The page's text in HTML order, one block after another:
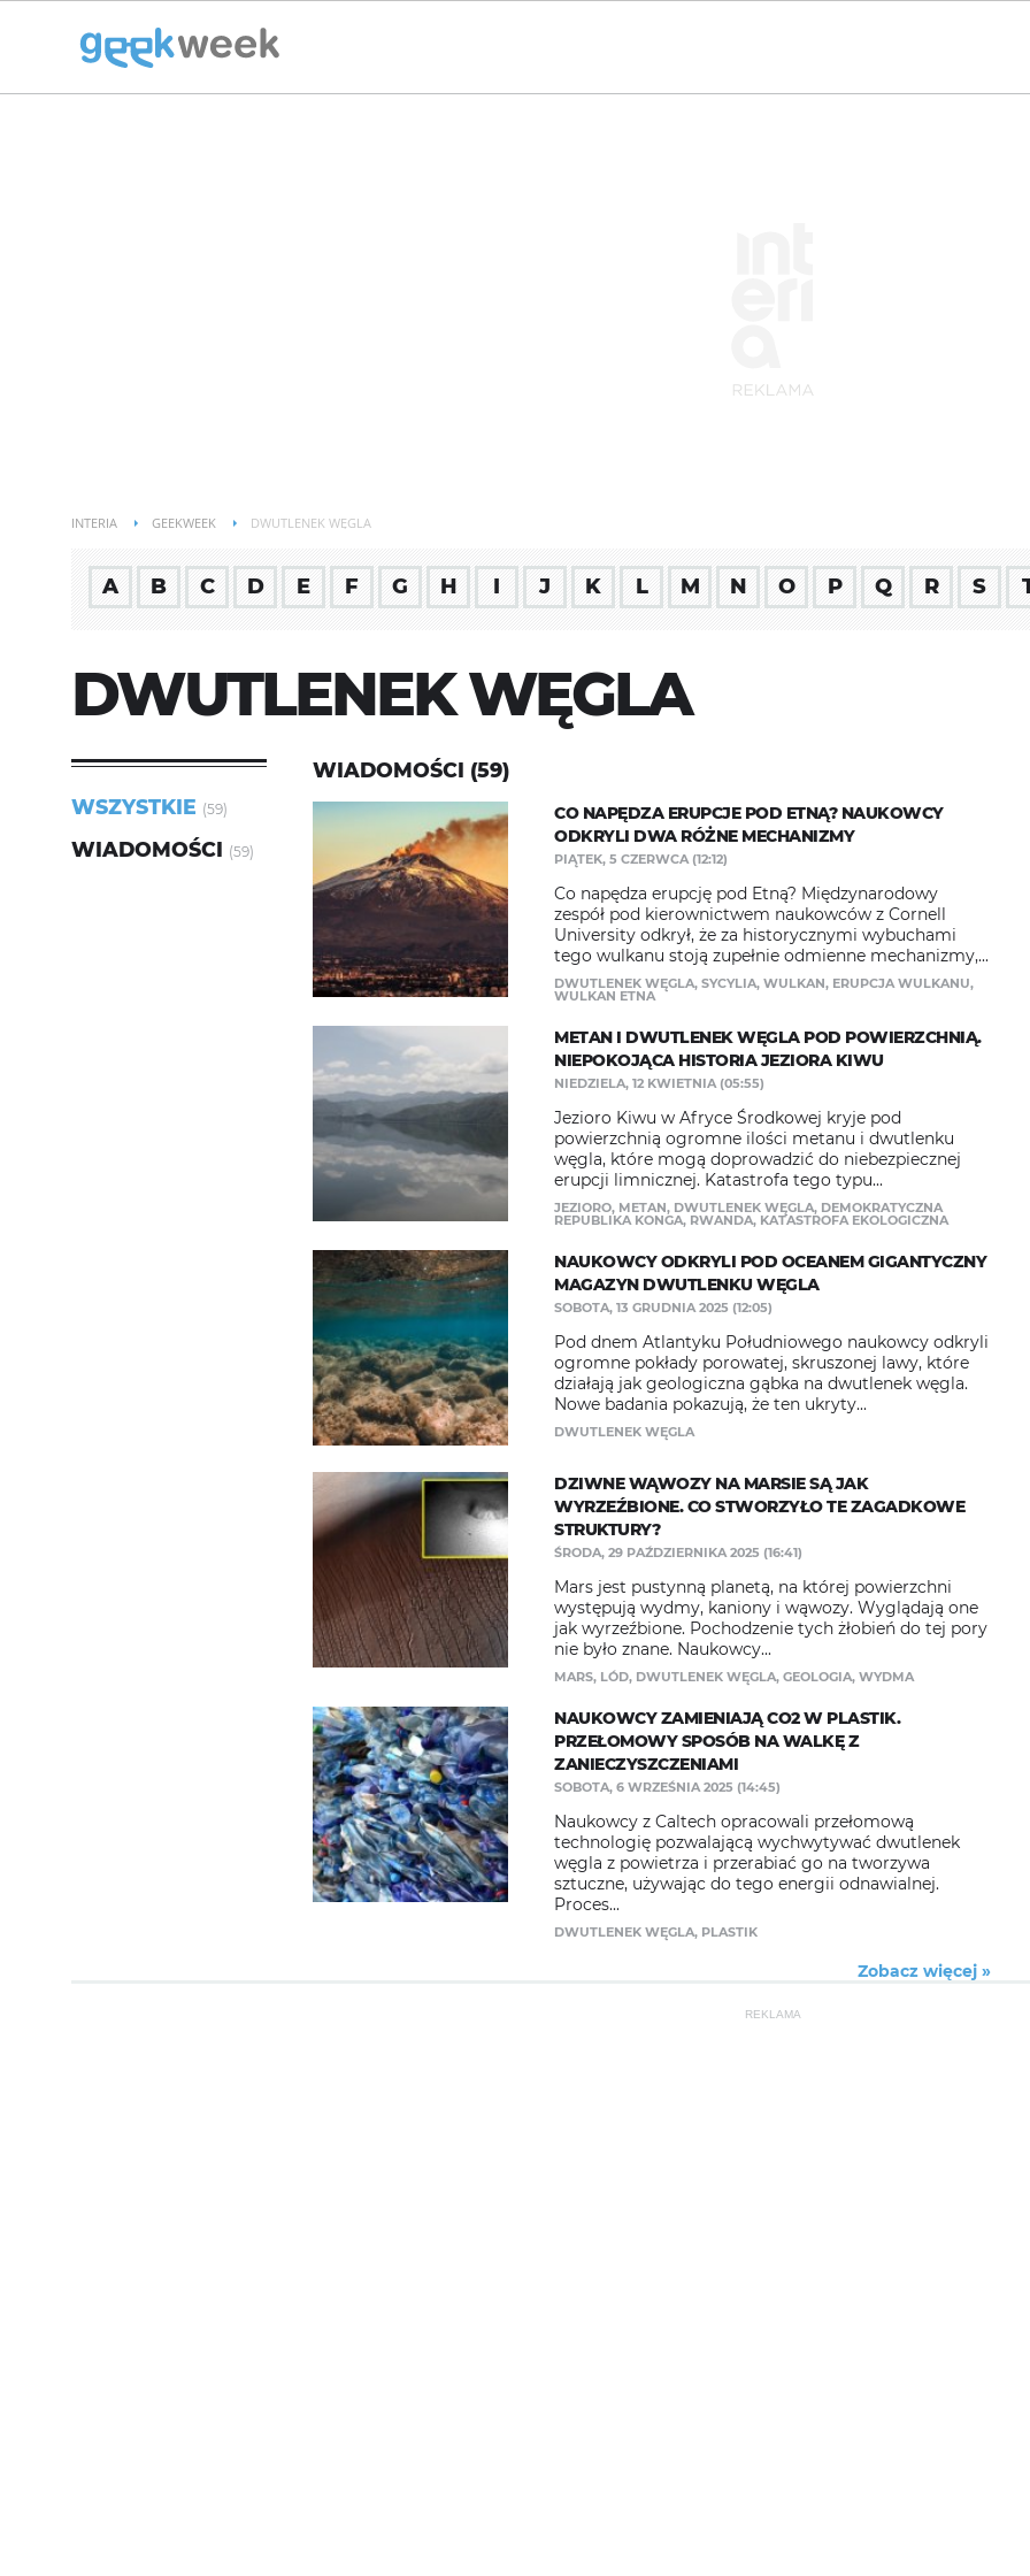
INTERIA GEEKWEEK DWUTLENEK WĘGLA
A B C D E F G H I J K L M N O P Q R S
DWUTLENEK WĘGLA
WSZYSTKIE (59)
WIADOMOŚCI (59)
WIADOMOŚCI (59)
CO NAPĘDZA ERUPCJE POD ETNĄ? NAUKOWCY
ODKRYLI DWA RÓŻNE MECHANIZMY
PIĄTEK, 5 CZERWCA (12:12)
Co napędza erupcję pod Etną? Międzynarodowy
zespół pod kierownictwem naukowców z Cornell
University odkrył, że za historycznymi wybuchami
tego wulkanu stoją zupełnie odmienne mechanizmy,...
DWUTLENEK WĘGLA, SYCYLIA, WULKAN, ERUPCJA WULKANU,
WULKAN ETNA
METAN I DWUTLENEK WĘGLA POD POWIERZCHNIĄ.
NIEPOKOJĄCA HISTORIA JEZIORA KIWU
NIEDZIELA, 12 KWIETNIA (05:55)
Jezioro Kiwu w Afryce Środkowej kryje pod
powierzchnią ogromne ilości metanu i dwutlenku
węgla, które mogą doprowadzić do niebezpiecznej
erupcji limnicznej. Katastrofa tego typu...
JEZIORO, METAN, DWUTLENEK WĘGLA, DEMOKRATYCZNA
REPUBLIKA KONGA, RWANDA, KATASTROFA EKOLOGICZNA
NAUKOWCY ODKRYLI POD OCEANEM GIGANTYCZNY
MAGAZYN DWUTLENKU WĘGLA
SOBOTA, 13 GRUDNIA 2025 (12:05)
Pod dnem Atlantyku Południowego naukowcy odkryli
ogromne pokłady porowatej, skruszonej lawy, które
działają jak geologiczna gąbka na dwutlenek węgla.
Nowe badania pokazują, że ten ukryty...
DWUTLENEK WĘGLA
DZIWNE WĄWOZY NA MARSIE SĄ JAK
WYRZEŹBIONE. CO STWORZYŁO TE ZAGADKOWE
STRUKTURY?
ŚRODA, 29 PAŹDZIERNIKA 2025 (16:41)
Mars jest pustynną planetą, na której powierzchni
występują wydmy, kaniony i wąwozy. Wyglądają one
jak wyrzeźbione. Pochodzenie tych żłobień do tej pory
nie było znane. Naukowcy...
MARS, LÓD, DWUTLENEK WĘGLA, GEOLOGIA, WYDMA
NAUKOWCY ZAMIENIAJĄ CO2 W PLASTIK.
PRZEŁOMOWY SPOSÓB NA WALKĘ Z
ZANIECZYSZCZENIAMI
SOBOTA, 6 WRZEŚNIA 2025 (14:45)
Naukowcy z Caltech opracowali przełomową
technologię pozwalającą wychwytywać dwutlenek
węgla z powietrza i przerabiać go na tworzywa
sztuczne, używając do tego energii odnawialnej.
Proces...
DWUTLENEK WĘGLA, PLASTIK
Zobacz więcej »
REKLAMA